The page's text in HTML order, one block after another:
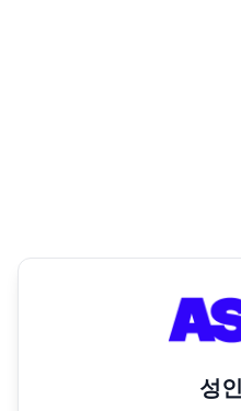
성